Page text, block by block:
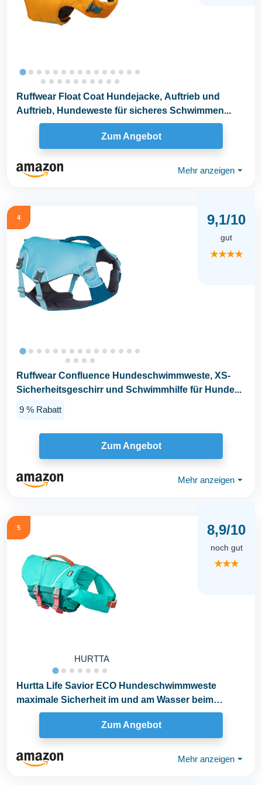
Ruffwear Float Coat Hundejacke, Auftrieb und
Auftrieb, Hundeweste für sicheres Schwimmen...
Zum Angebot
Mehr anzeigen ⏷
4 9,1/10
gut
★★★★
Ruffwear Confluence Hundeschwimmweste, XS-
Sicherheitsgeschirr und Schwimmhilfe für Hunde...
9 % Rabatt
Zum Angebot
Mehr anzeigen ⏷
5
HURTTA
8,9/10
noch gut
★★★
Hurtta Life Savior ECO Hundeschwimmweste
maximale Sicherheit im und am Wasser beim
Schwimmen, SUP...
Zum Angebot
Mehr anzeigen ⏷